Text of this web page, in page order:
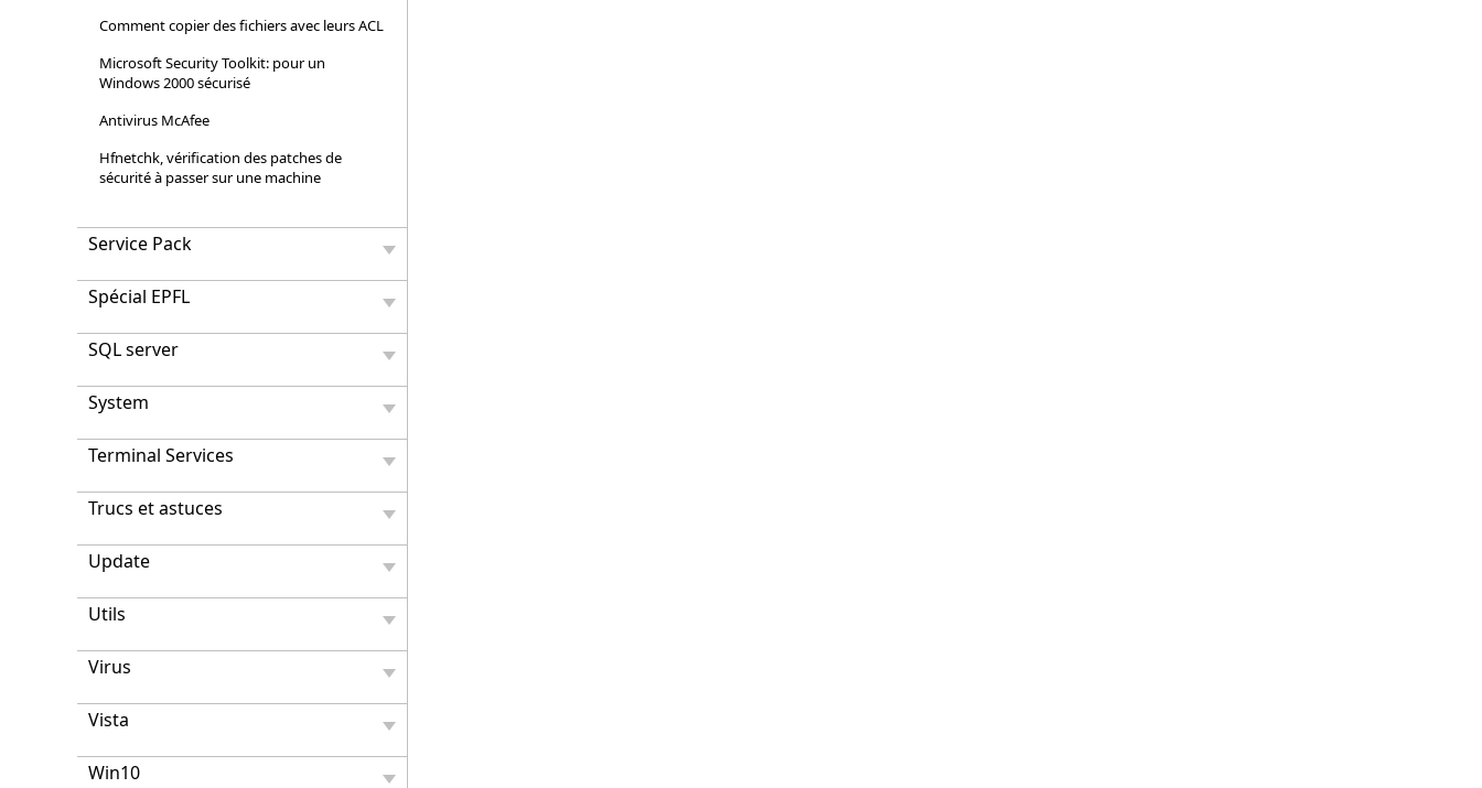
Comment copier des fichiers avec leurs ACL
Microsoft Security Toolkit: pour un
Windows 2000 sécurisé
Antivirus McAfee
Hfnetchk, vérification des patches de
sécurité à passer sur une machine
Service Pack
Spécial EPFL
SQL server
System
Terminal Services
Trucs et astuces
Update
Utils
Virus
Vista
Win10